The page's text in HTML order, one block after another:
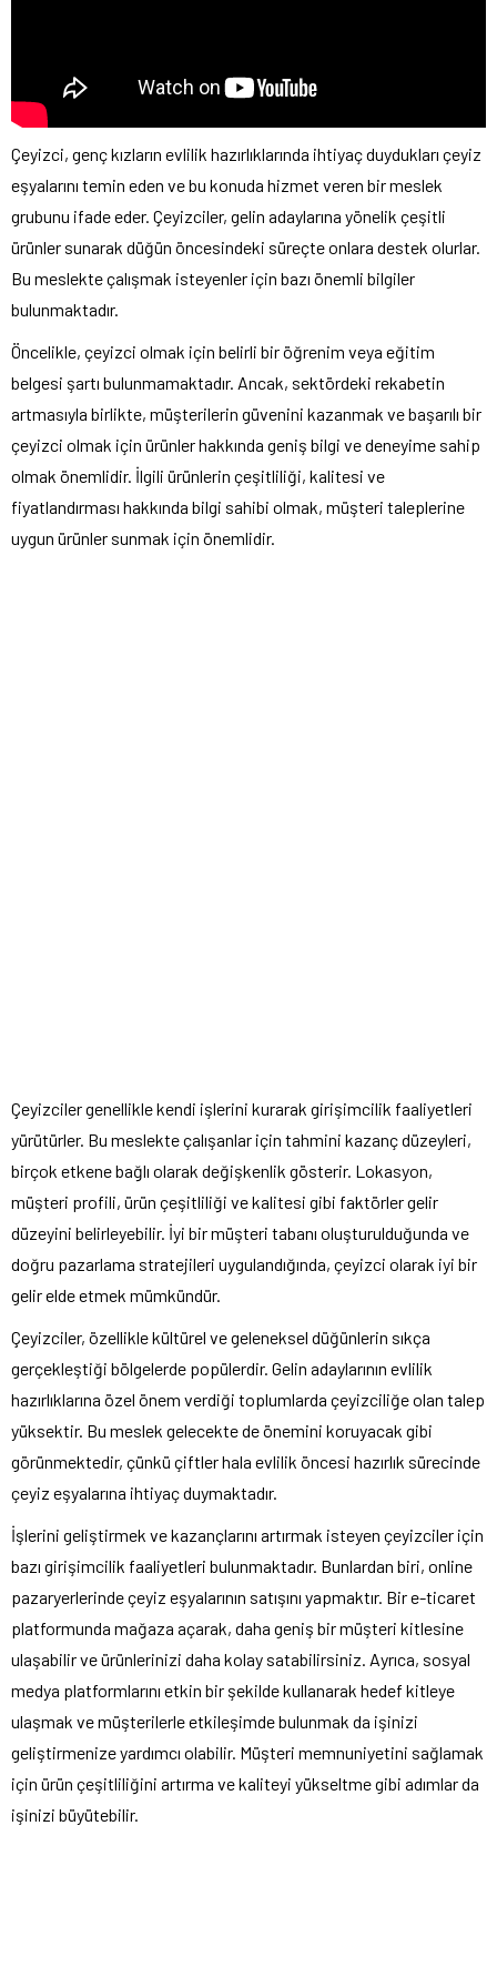
Çeyizci, genç kızların evlilik hazırlıklarında ihtiyaç duydukları çeyiz
eşyalarını temin eden ve bu konuda hizmet veren bir meslek
grubunu ifade eder. Çeyizciler, gelin adaylarına yönelik çeşitli
ürünler sunarak düğün öncesindeki süreçte onlara destek olurlar.
Bu meslekte çalışmak isteyenler için bazı önemli bilgiler
bulunmaktadır.
Öncelikle, çeyizci olmak için belirli bir öğrenim veya eğitim
belgesi şartı bulunmamaktadır. Ancak, sektördeki rekabetin
artmasıyla birlikte, müşterilerin güvenini kazanmak ve başarılı bir
çeyizci olmak için ürünler hakkında geniş bilgi ve deneyime sahip
olmak önemlidir. İlgili ürünlerin çeşitliliği, kalitesi ve
fiyatlandırması hakkında bilgi sahibi olmak, müşteri taleplerine
uygun ürünler sunmak için önemlidir.
Çeyizciler genellikle kendi işlerini kurarak girişimcilik faaliyetleri
yürütürler. Bu meslekte çalışanlar için tahmini kazanç düzeyleri,
birçok etkene bağlı olarak değişkenlik gösterir. Lokasyon,
müşteri profili, ürün çeşitliliği ve kalitesi gibi faktörler gelir
düzeyini belirleyebilir. İyi bir müşteri tabanı oluşturulduğunda ve
doğru pazarlama stratejileri uygulandığında, çeyizci olarak iyi bir
gelir elde etmek mümkündür.
Çeyizciler, özellikle kültürel ve geleneksel düğünlerin sıkça
gerçekleştiği bölgelerde popülerdir. Gelin adaylarının evlilik
hazırlıklarına özel önem verdiği toplumlarda çeyizciliğe olan talep
yüksektir. Bu meslek gelecekte de önemini koruyacak gibi
görünmektedir, çünkü çiftler hala evlilik öncesi hazırlık sürecinde
çeyiz eşyalarına ihtiyaç duymaktadır.
İşlerini geliştirmek ve kazançlarını artırmak isteyen çeyizciler için
bazı girişimcilik faaliyetleri bulunmaktadır. Bunlardan biri, online
pazaryerlerinde çeyiz eşyalarının satışını yapmaktır. Bir e-ticaret
platformunda mağaza açarak, daha geniş bir müşteri kitlesine
ulaşabilir ve ürünlerinizi daha kolay satabilirsiniz. Ayrıca, sosyal
medya platformlarını etkin bir şekilde kullanarak hedef kitleye
ulaşmak ve müşterilerle etkileşimde bulunmak da işinizi
geliştirmenize yardımcı olabilir. Müşteri memnuniyetini sağlamak
için ürün çeşitliliğini artırma ve kaliteyi yükseltme gibi adımlar da
işinizi büyütebilir.